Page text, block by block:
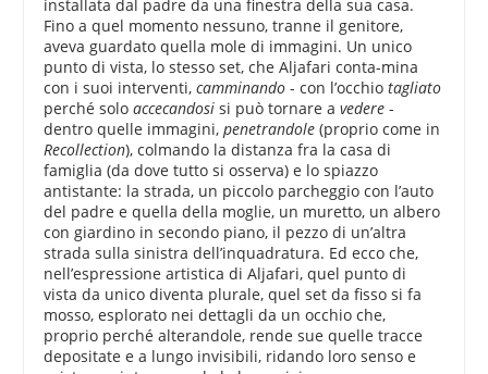
installata dal padre da una finestra della sua casa.
Fino a quel momento nessuno, tranne il genitore,
aveva guardato quella mole di immagini. Un unico
punto di vista, lo stesso set, che Aljafari conta-mina
con i suoi interventi,camminando - con l’occhiotagliato
perché soloaccecandosi si può tornare avedere -
dentro quelle immagini,penetrandole (proprio come in
Recollection), colmando la distanza fra la casa di
famiglia (da dove tutto si osserva) e lo spiazzo
antistante: la strada, un piccolo parcheggio con l’auto
del padre e quella della moglie, un muretto, un albero
con giardino in secondo piano, il pezzo di un’altra
strada sulla sinistra dell’inquadratura. Ed ecco che,
nell’espressione artistica di Aljafari, quel punto di
vista da unico diventa plurale, quel set da fisso si fa
mosso, esplorato nei dettagli da un occhio che,
proprio perché alterandole, rende sue quelle tracce
depositate e a lungo invisibili, ridando loro senso e